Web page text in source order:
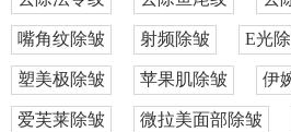
嘴角纹除皱 射频除皱 E光
塑美极除皱 苹果肌除皱 伊
爱芙莱除皱 微拉美面部除皱